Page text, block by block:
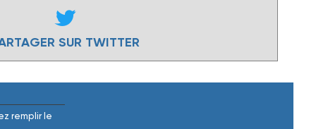
SUR TWITTER
remplir le